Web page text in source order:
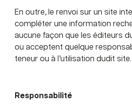
En outre, le renvoi sur un site
compléter une information
aucune façon que les éditeurs
ou acceptent quelque
teneur ou à l’utilisation dudit site.
Responsabilité